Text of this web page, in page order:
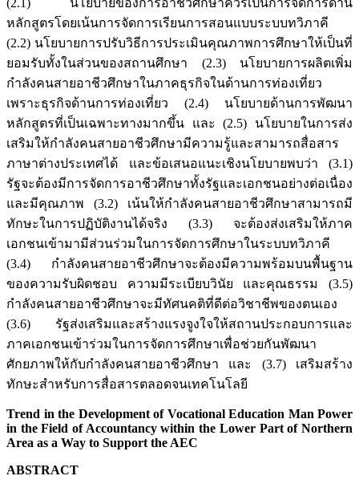
(2.1) นโยบายของการอาชีวศึกษาควรเป็นการจัดการด้าน
หลักสูตรโดยเน้นการจัดการเรียนการสอนแบบระบบทวิภาคี
(2.2) นโยบายการปรับวิธีการประเมินคุณภาพการศึกษาให้เป็นที่
ยอมรับทั้งในส่วนของสถานศึกษา (2.3) นโยบายการผลิตเพิ่ม
กำลังคนสายอาชีวศึกษาในภาคธุรกิจในด้านการท่องเที่ยว
เพราะธุรกิจด้านการท่องเที่ยว (2.4) นโยบายด้านการพัฒนา
หลักสูตรที่เป็นเฉพาะทางมากขึ้น และ (2.5) นโยบายในการส่ง
เสริมให้กำลังคนสายอาชีวศึกษามีความรู้และสามารถสื่อสาร
ภาษาต่างประเทศได้ และข้อเสนอแนะเชิงนโยบายพบว่า (3.1)
รัฐจะต้องมีการจัดการอาชีวศึกษาทั้งรัฐและเอกชนอย่างต่อเนื่อง
และมีคุณภาพ (3.2) เน้นให้กำลังคนสายอาชีวศึกษาสามารถมี
ทักษะในการปฏิบัติงานได้จริง (3.3) จะต้องส่งเสริมให้ภาค
เอกชนเข้ามามีส่วนร่วมในการจัดการศึกษาในระบบทวิภาคี
(3.4) กำลังคนสายอาชีวศึกษาจะต้องมีความพร้อมบนพื้นฐาน
ของความรับผิดชอบ ความมีระเบียบวินัย และคุณธรรม (3.5)
กำลังคนสายอาชีวศึกษาจะมีทัศนคติที่ดีต่อวิชาชีพของตนเอง
(3.6) รัฐส่งเสริมและสร้างแรงจูงใจให้สถานประกอบการและ
ภาคเอกชนเข้าร่วมในการจัดการศึกษาเพื่อช่วยกันพัฒนา
ศักยภาพให้กับกำลังคนสายอาชีวศึกษา และ (3.7) เสริมสร้าง
ทักษะสำหรับการสื่อสารตลอดจนเทคโนโลยี
Trend in the Development of Vocational Education Man Power
in the Field of Accountancy within the Lower Part of Northern
Area as a Way to Support the AEC
ABSTRACT